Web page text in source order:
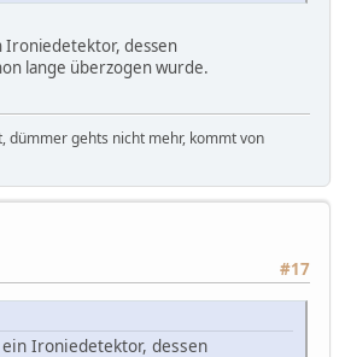
Ironiedetektor, dessen
lange überzogen wurde.
dümmer gehts nicht mehr, kommt von
#17
Ironiedetektor, dessen